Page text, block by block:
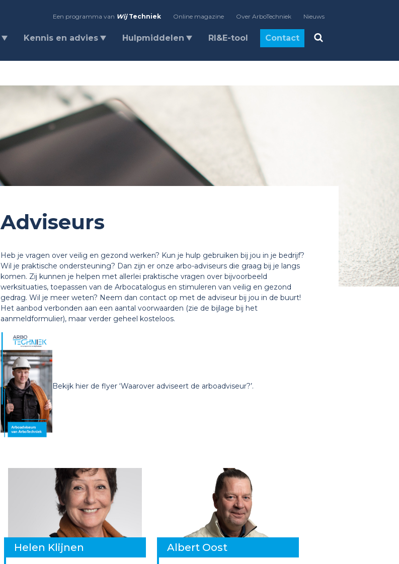
Een programma van Wij Techniek Online magazine Over ArboTechniek Nieuws
Kennis en advies Hulpmiddelen RI&E-tool Contact
Adviseurs
Heb je vragen over veilig en gezond werken? Kun je hulp gebruiken bij jou in je bedrijf?
Wil je praktische ondersteuning? Dan zijn er onze arbo-adviseurs die graag bij je langs
komen. Zij kunnen je helpen met allerlei praktische vragen over bijvoorbeeld
werksituaties, toepassen van de Arbocatalogus en stimuleren van veilig en gezond
gedrag. Wil je meer weten? Neem dan contact op met de adviseur bij jou in de buurt!
Het aanbod verbonden aan een aantal voorwaarden (zie de bijlage bij het
aanmeldformulier), maar verder geheel kosteloos.
Bekijk hier de flyer ‘Waarover adviseert de arboadviseur?’.
Helen Klijnen Albert Oost